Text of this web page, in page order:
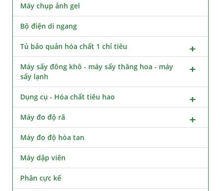
Máy chụp ảnh gel
Bộ điện di ngang
Tủ bảo quản hóa chất 1 chỉ tiêu
Máy sấy đông khô - máy sấy thăng hoa - máy
sấy lạnh
Dụng cụ - Hóa chất tiêu hao
Máy đo độ rã
Máy đo độ hòa tan
Máy dập viên
Phân cực kế